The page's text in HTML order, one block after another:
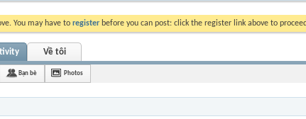
You may have to register before you can post: click the register link above to
Về tôi
Bạn bè Photos